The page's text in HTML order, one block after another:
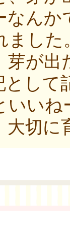
なん
ました
芽が
として
いい
大切に